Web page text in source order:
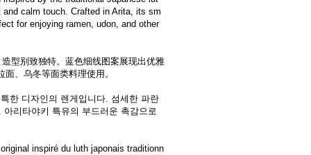
calm touch. Crafted in Arita, its sm
for enjoying ramen, udon, and other
型别致独特。蓝色细线图案展现出优雅
、乌冬等面类料理使用。
한 디자인의 렌게입니다. 섬세한 파란
리타야키 특유의 부드러운 촉감으로
inspiré du luth japonais traditionn